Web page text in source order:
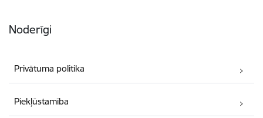
Noderīgi
Privātuma politika
Piekļūstamība